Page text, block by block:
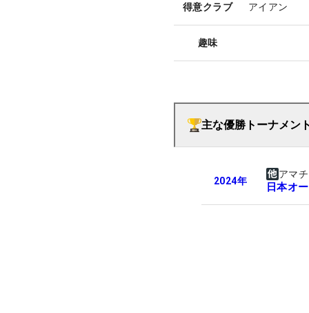
得意クラブ アイアン
趣味
主な優勝トーナメント
2024年
アマ
日本オ